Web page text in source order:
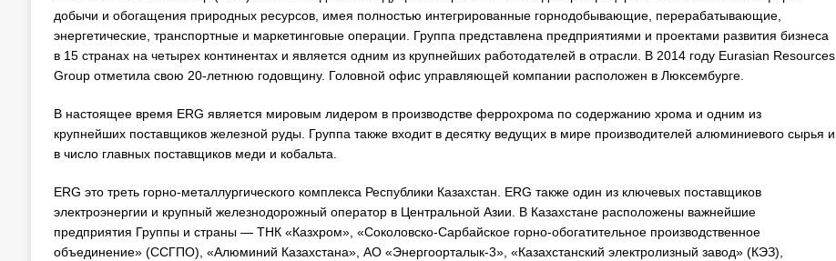
добычи и обогащения природных ресурсов, имея полностью интегрированные горнодобывающие, перерабатывающие,
энергетические, транспортные и маркетинговые операции. Группа представлена предприятиями и проектами развития бизнеса
в 15 странах на четырех континентах и является одним из крупнейших работодателей в отрасли. В 2014 году Eurasian Resources
Group отметила свою 20-летнюю годовщину. Головной офис управляющей компании расположен в Люксембурге.
В настоящее время ERG является мировым лидером в производстве феррохрома по содержанию хрома и одним из
крупнейших поставщиков железной руды. Группа также входит в десятку ведущих в мире производителей алюминиевого сырья и
в число главных поставщиков меди и кобальта.
ERG это треть горно-металлургического комплекса Республики Казахстан. ERG также один из ключевых поставщиков
электроэнергии и крупный железнодорожный оператор в Центральной Азии. В Казахстане расположены важнейшие
предприятия Группы и страны — ТНК «Казхром», «Соколовско-Сарбайское горно-обогатительное производственное
объединение» (ССГПО), «Алюминий Казахстана», АО «Энергоорталык-3», «Казахстанский электролизный завод» (КЭЗ),